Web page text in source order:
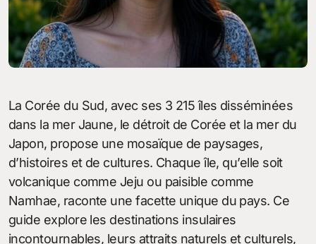
La Corée du Sud, avec ses 3 215 îles disséminées
dans la mer Jaune, le détroit de Corée et la mer du
Japon, propose une mosaïque de paysages,
d’histoires et de cultures. Chaque île, qu’elle soit
volcanique comme Jeju ou paisible comme
Namhae, raconte une facette unique du pays. Ce
guide explore les destinations insulaires
incontournables, leurs attraits naturels et culturels,